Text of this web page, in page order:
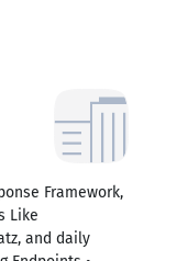
Framework,
Like
and daily